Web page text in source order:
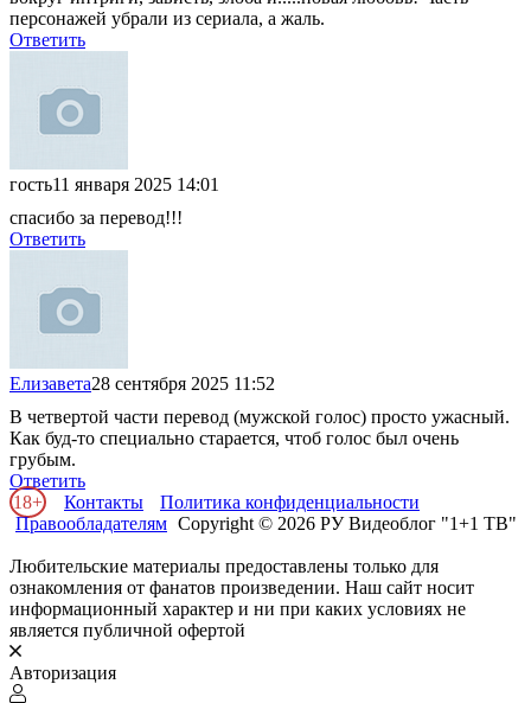
персонажей убрали из сериала, а жаль.
Ответить
гость11 января 2025 14:01
спасибо за перевод!!!
Ответить
Елизавета28 сентября 2025 11:52
В четвертой части перевод (мужской голос) просто ужасный.
Как буд-то специально старается, чтоб голос был очень
грубым.
Ответить
18+
Контакты
Политика конфиденциальности
Правообладателям Copyright © 2026 РУ Видеоблог "1+1 ТВ"
Любительские материалы предоставлены только для
ознакомления от фанатов произведении. Наш сайт носит
информационный характер и ни при каких условиях не
является публичной офертой
Авторизация